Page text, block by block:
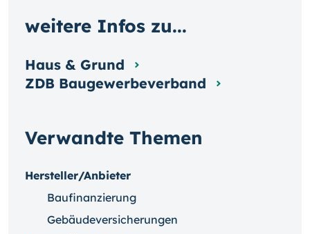
Verwandte Themen
Hersteller/Anbieter
Baufinanzierung
Gebäudeversicherungen
weitere Infos zu...
Haus & Grund
ZDB Baugewerbeverband